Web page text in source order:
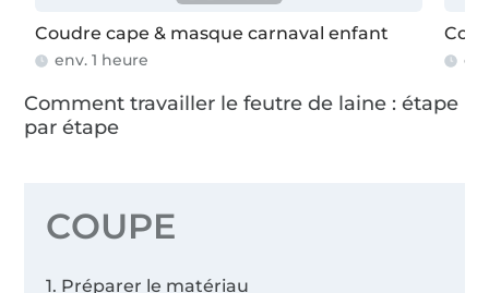
Coudre cape & masque carnaval enfant
env. 1 heure
Comment travailler le feutre de laine : étape
par étape
COUPE
1. Préparer le matériau